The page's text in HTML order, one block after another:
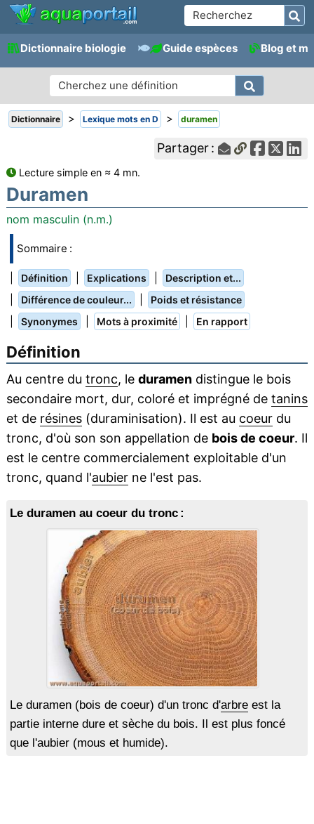
Dictionnaire biologie Guide espèces Blog et
Dictionnaire > Lexique mots en D > duramen
Partager :
Lecture simple en ≈ 4 mn.
Duramen
nom masculin (n.m.)
Sommaire :
Définition Explications Description et...
Différence de couleur... Poids et résistance
Synonymes Mots à proximité En rapport
Définition
Au centre du tronc, le duramendistingue le bois
secondaire mort, dur, coloré et imprégné de tanins
et de résines(duraminisation). Il est au coeurdu
tronc, d'où son son appellation de bois de coeur. Il
est le centre commercialement exploitable d'un
tronc, quand l'aubierne l'est pas.
Le duramen au coeur du tronc :
Le duramen (bois de coeur) d'un tronc d'arbreest la
partie interne dure et sèche du bois. Il est plus foncé
que l'aubier (mous et humide).